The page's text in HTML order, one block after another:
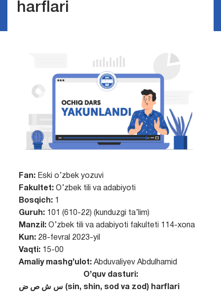
harflari
Fan: Eski o’zbek yozuvi
Fakultet:O’zbek tili va adabiyoti
Bosqich:1
Guruh:101 (610-22) (kunduzgi ta’lim)
Manzil:O’zbek tili va adabiyoti fakulteti 114-xona
Kun: 28-fevral 2023-yil
Vaqti:15-00
Amaliy mashg’ulot:Abduvaliyev Abdulhamid
O’quv dasturi:
س ش ص ض (sin, shin, sod va zod) harflari